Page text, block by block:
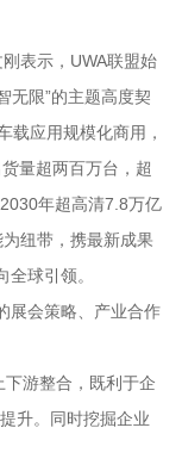
表示，UWA联盟始
无限”的主题高度契
载应用规模化商用，
量超两百万台，超
年超高清7.8万亿
纽带，携最新成果
球引领。
展会策略、产业合作
游整合，既利于企
升。同时挖掘企业